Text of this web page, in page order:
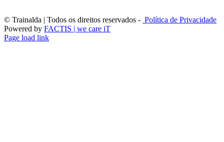
© Trainalda | Todos os direitos reservados - Política de Privacidade
Powered by FACTIS | we care iT
Page load link